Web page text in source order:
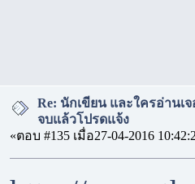
Re: นักเขียน และใครอ่านเ
จบแล้วโปรดแจ้ง
«ตอบ #135 เมื่อ27-04-2016